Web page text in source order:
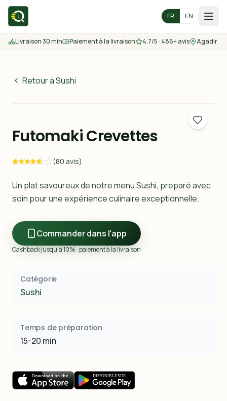
FR EN
Accueil
Menu
Nous contacter
Livraison 30 min Paiement à la livraison 4.7/5 · 486+ avis Agadir
Retour à Sushi
44MAD
Futomaki Crevettes
(80 avis)
Un plat savoureux de notre menu Sushi, préparé avec
soin pour une expérience culinaire exceptionnelle.
Commander dans l'app
Cashback jusqu’à 10% · paiement à la livraison
Catégorie
Sushi
Temps de préparation
15-20 min